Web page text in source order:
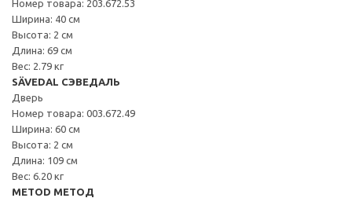
Номер товара: 203.672.53
Ширина: 40 см
Высота: 2 см
Длина: 69 см
Вес: 2.79 кг
SÄVEDAL СЭВЕДАЛЬ
Дверь
Номер товара: 003.672.49
Ширина: 60 см
Высота: 2 см
Длина: 109 см
Вес: 6.20 кг
METOD МЕТОД